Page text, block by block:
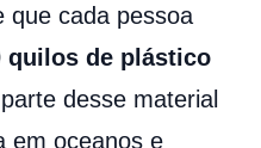
que cada pessoa
quilos de plástico
desse material
em oceanos e